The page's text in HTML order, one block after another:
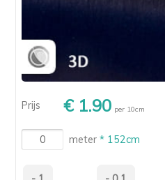
Prijs € 1.90 per 10cm
meter* 152cm